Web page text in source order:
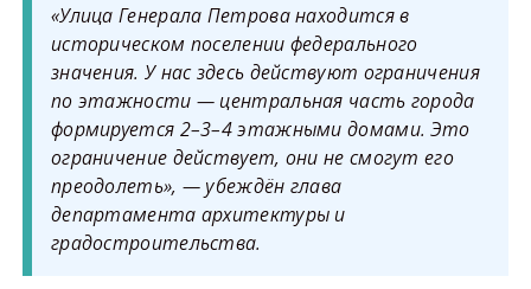
«Улица Генерала Петрова находится в
историческом поселении федерального
значения. У нас здесь действуют ограничения
по этажности — центральная часть города
формируется 2–3–4 этажными домами. Это
ограничение действует, они не смогут его
преодолеть», — убеждён глава
департамента архитектуры и
градостроительства.